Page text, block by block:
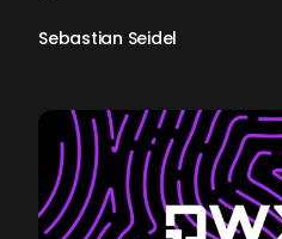
Sebastian Seidel